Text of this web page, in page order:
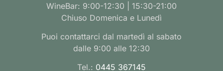
WineBar: 9:00-12:30 | 15:30-21:00
Chiuso Domenica e Lunedì
Puoi contattarci dal martedì al sabato
dalle 9:00 alle 12:30
Tel.: 0445 367145